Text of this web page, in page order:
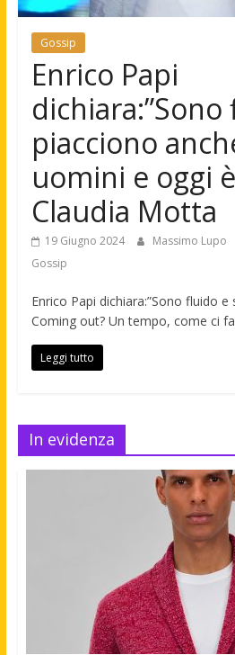
Gossip
Enrico Papi
dichiara:”Sono
piacciono
uomini e oggi
Claudia Motta
19 Giugno 2024 Massimo Lupo
Gossip
Enrico Papi dichiara:”Sono fluido e
Coming out? Un tempo, come ci
Leggi tutto
In evidenza